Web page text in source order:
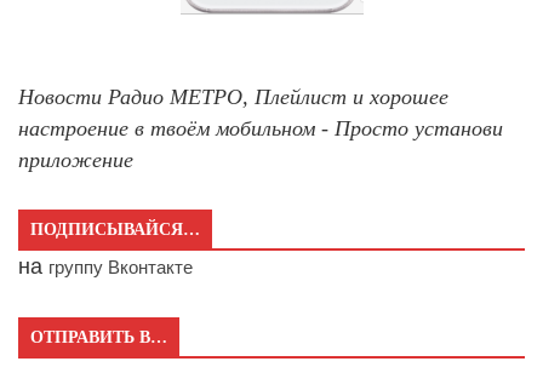
Новости Радио МЕТРО, Плейлист и хорошее
настроение в твоём мобильном - Просто установи
приложение
ПОДПИСЫВАЙСЯ…
на группу Вконтакте
ОТПРАВИТЬ В…